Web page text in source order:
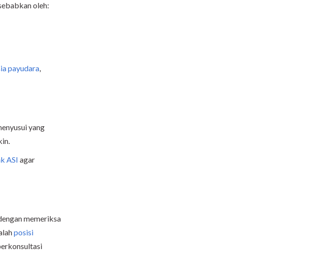
oleh:
payudara,
yang
ASI agar
memeriksa
posisi